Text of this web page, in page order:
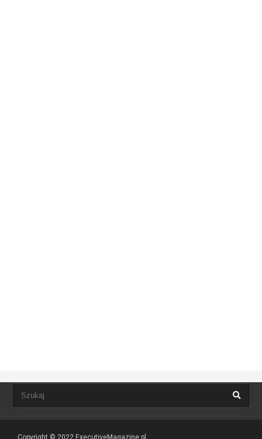
Copyright © 2022 ExecutiveMagazine.pl